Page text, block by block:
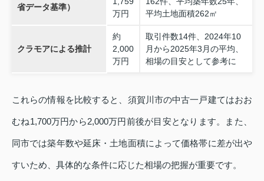
省データ基準）
万円
平均土地面積262㎡
クラモアによる推計
約
2,000
万円
取引件数14件、2024年10
月から2025年3月の平均、
相場の目安として参考に
これらの情報を比較すると、須賀川市の中古一戸建てはおお
むね1,700万円から2,000万円前後が目安となります。また、
同市では築年数や延床・土地面積によって価格帯に差が出や
すいため、具体的な条件に応じた相場の把握が重要です。